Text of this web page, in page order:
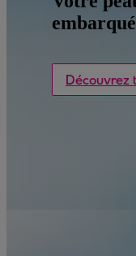
embarqué
Découvrez